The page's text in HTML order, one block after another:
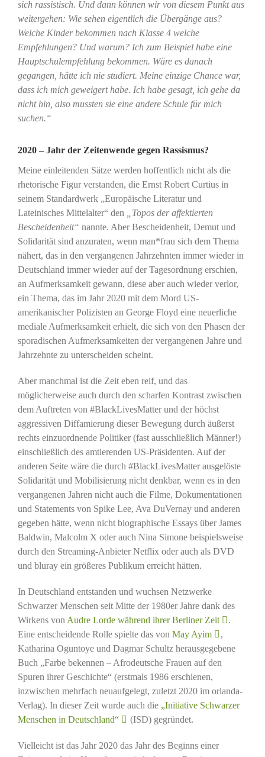
sich rassistisch. Und dann können wir von diesem Punkt aus
weitergehen: Wie sehen eigentlich die Übergänge aus?
Welche Kinder bekommen nach Klasse 4 welche
Empfehlungen? Und warum? Ich zum Beispiel habe eine
Hauptschulempfehlung bekommen. Wäre es danach
gegangen, hätte ich nie studiert. Meine einzige Chance war,
dass ich mich geweigert habe. Ich habe gesagt, ich gehe da
nicht hin, also mussten sie eine andere Schule für mich
suchen.“
2020 – Jahr der Zeitenwende gegen Rassismus?
Meine einleitenden Sätze werden hoffentlich nicht als die
rhetorische Figur verstanden, die Ernst Robert Curtius in
seinem Standardwerk „Europäische Literatur und
Lateinisches Mittelalter“ den
„Topos der affektierten
Bescheidenheit“ nannte. Aber Bescheidenheit, Demut und
Solidarität sind anzuraten, wenn man*frau sich dem Thema
nähert, das in den vergangenen Jahrzehnten immer wieder in
Deutschland immer wieder auf der Tagesordnung erschien,
an Aufmerksamkeit gewann, diese aber auch wieder verlor,
ein Thema, das im Jahr 2020 mit dem Mord US-
amerikanischer Polizisten an George Floyd eine neuerliche
mediale Aufmerksamkeit erhielt, die sich von den Phasen der
sporadischen Aufmerksamkeiten der vergangenen Jahre und
Jahrzehnte zu unterscheiden scheint.
Aber manchmal ist die Zeit eben reif, und das
möglicherweise auch durch den scharfen Kontrast zwischen
dem Auftreten von #BlackLivesMatter und der höchst
aggressiven Diffamierung dieser Bewegung durch äußerst
rechts einzuordnende Politiker (fast ausschließlich Männer!)
einschließlich des amtierenden US-Präsidenten. Auf der
anderen Seite wäre die durch #BlackLivesMatter ausgelöste
Solidarität und Mobilisierung nicht denkbar, wenn es in den
vergangenen Jahren nicht auch die Filme, Dokumentationen
und Statements von Spike Lee, Ava DuVernay und anderen
gegeben hätte, wenn nicht biographische Essays über James
Baldwin, Malcolm X oder auch Nina Simone beispielsweise
durch den Streaming-Anbieter Netflix oder auch als DVD
und bluray ein größeres Publikum erreicht hätten.
In Deutschland entstanden und wuchsen Netzwerke
Schwarzer Menschen seit Mitte der 1980er Jahre dank des
Wirkens von Audre Lorde während ihrer Berliner Zeit
.
Eine entscheidende Rolle spielte das von May Ayim
,
Katharina Oguntoye und Dagmar Schultz herausgegebene
Buch „Farbe bekennen – Afrodeutsche Frauen auf den
Spuren ihrer Geschichte“ (erstmals 1986 erschienen,
inzwischen mehrfach neuaufgelegt, zuletzt 2020 im orlanda-
Verlag). In dieser Zeit wurde auch die „Initiative Schwarzer
Menschen in Deutschland“
(ISD) gegründet.
Vielleicht ist das Jahr 2020 das Jahr des Beginns einer